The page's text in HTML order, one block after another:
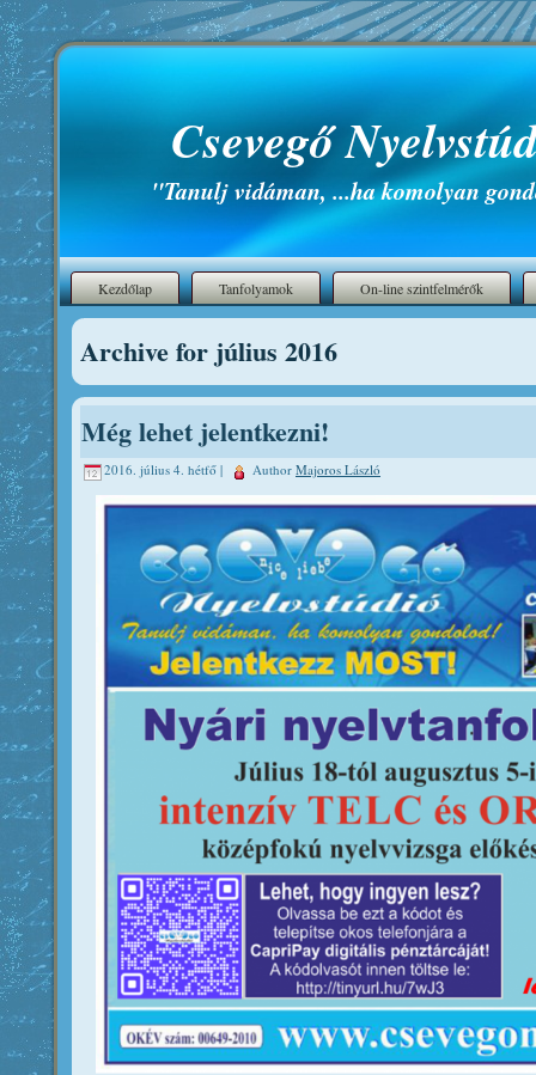
Csevegő
"Tanulj vidáman, ...ha komolyan
Kezdőlap Tanfolyamok On-line szintfelmérők
Archive for július 2016
Még lehet jelentkezni!
2016. július 4. hétfő | Author Majoros László